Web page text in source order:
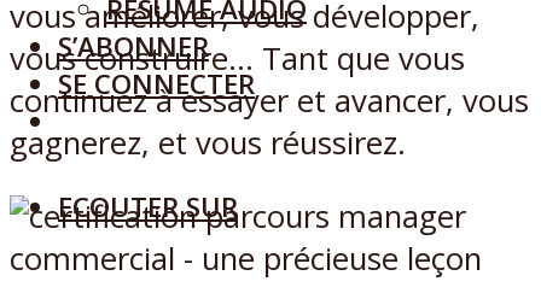
RÉSUMÉ AUDIO
S’ABONNER
SE CONNECTER
ECOUTER SUR
vous améliorer, vous développer,
vous construire… Tant que vous
continuez à essayer et avancer, vous
gagnerez, et vous réussirez.